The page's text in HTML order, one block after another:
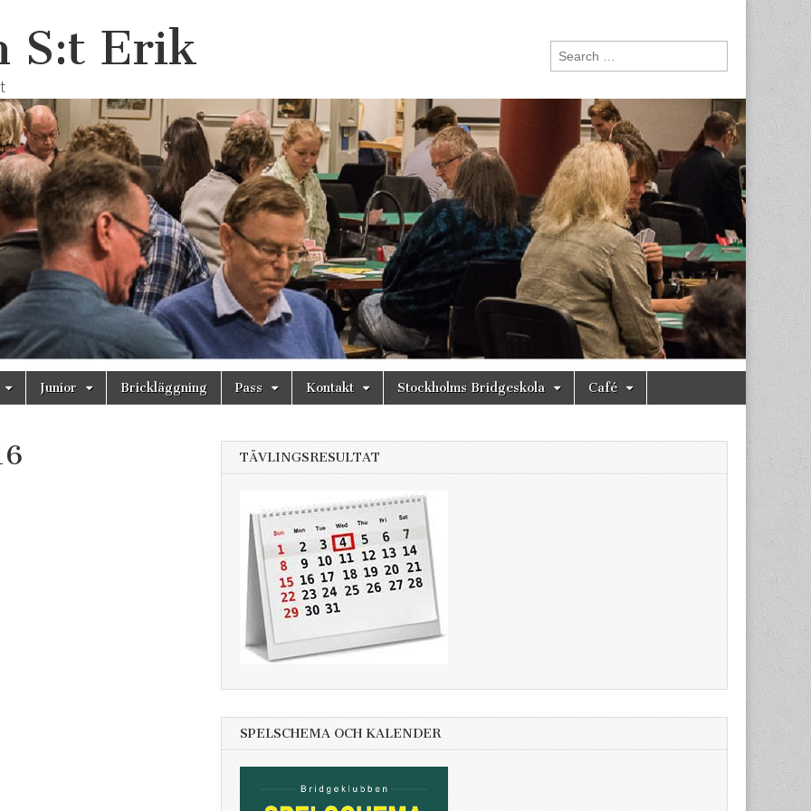
S:t Erik
Search
for:
Junior Brickläggning Pass Kontakt Stockholms Bridgeskola Café
TÄVLINGSRESULTAT
SPELSCHEMA OCH KALENDER